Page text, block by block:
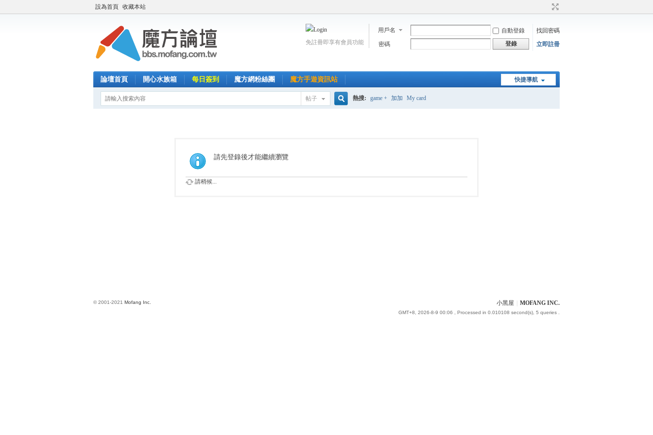
設為首頁 收藏本站
用戶名 自動登錄
找回密碼
密碼
登錄 立即註冊
免註冊即享有會員功能
快捷導航
論壇首頁 開心水族箱 每日簽到 魔方網粉絲團 魔方手遊資訊站
帖子 熱搜: game + 加加 My card
請先登錄後才能繼續瀏覽
請稍候...
小黑屋 MOFANG INC.
GMT+8, 2026-8-9 00:06 , Processed in 0.010108 second(s), 5 queries .
© 2001-2021 Mofang Inc.